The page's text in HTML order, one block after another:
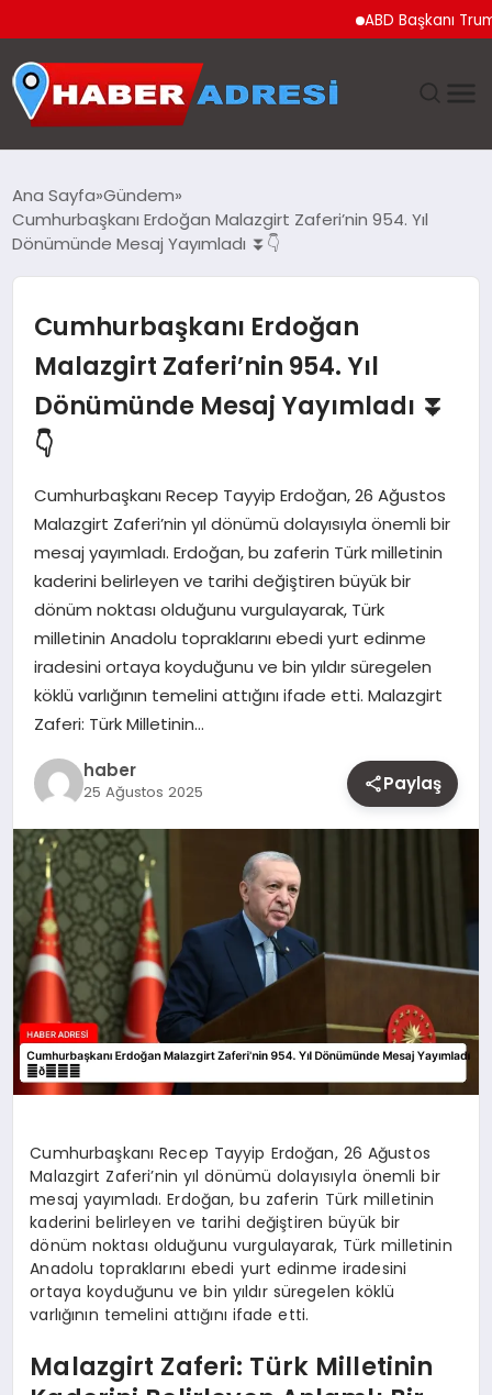
ABD Başkanı
GÜNDEM
TEKNOLOJI
EĞITIM
MAGAZIN
YAŞAM
OTOMOBIL
Ana Sayfa Gündem
Cumhurbaşkanı Erdoğan Malazgirt Zaferi’nin 954. Yıl
Dönümünde Mesaj Yayımladı ⏬👇
Cumhurbaşkanı Erdoğan
Malazgirt Zaferi’nin 954. Yıl
Dönümünde Mesaj Yayımladı ⏬
👇
Cumhurbaşkanı Recep Tayyip Erdoğan, 26 Ağustos
Malazgirt Zaferi’nin yıl dönümü dolayısıyla önemli bir
mesaj yayımladı. Erdoğan, bu zaferin Türk milletinin
kaderini belirleyen ve tarihi değiştiren büyük bir
dönüm noktası olduğunu vurgulayarak, Türk
milletinin Anadolu topraklarını ebedi yurt edinme
iradesini ortaya koyduğunu ve bin yıldır süregelen
köklü varlığının temelini attığını ifade etti. Malazgirt
Zaferi: Türk Milletinin…
haber
25 Ağustos 2025 Paylaş
Cumhurbaşkanı Recep Tayyip Erdoğan, 26 Ağustos
Malazgirt Zaferi’nin yıl dönümü dolayısıyla önemli bir
mesaj yayımladı. Erdoğan, bu zaferin Türk milletinin
kaderini belirleyen ve tarihi değiştiren büyük bir
dönüm noktası olduğunu vurgulayarak, Türk milletinin
Anadolu topraklarını ebedi yurt edinme iradesini
ortaya koyduğunu ve bin yıldır süregelen köklü
varlığının temelini attığını ifade etti.
Malazgirt Zaferi: Türk Milletinin